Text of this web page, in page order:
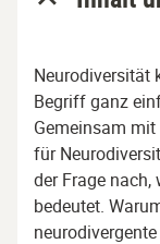
Neurodiversität
Begriff ganz
Gemeinsam mit
für
der Frage
bedeutet.